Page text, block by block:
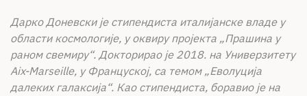
Дарко Доневски је стипендиста италијанске владе у
области космологије, у оквиру пројекта „Прашина у
раном свемиру“. Докторирао је 2018. на Универзитету
Aix-Marseille, у Француској, са темом „Еволуција
далеких галаксија“. Као стипендиста, боравио је на